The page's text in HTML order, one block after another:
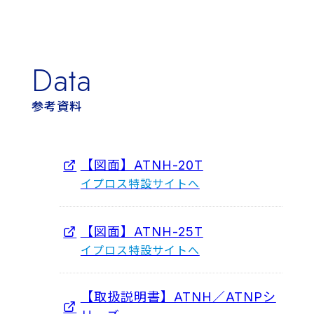
Data
参考資料
【図面】ATNH-20T
【図面】ATNH-25T
【取扱説明書】ATNH／ATNPシ